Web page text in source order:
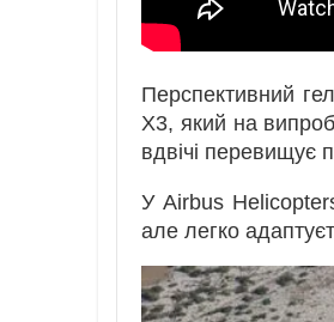
Перспективний
X3, який на
вдвічі перевищує
У Airbus
але легко